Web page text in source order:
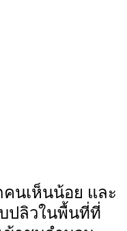
นเห็นน้อย และ
ปลิวในพื้นที่ที่